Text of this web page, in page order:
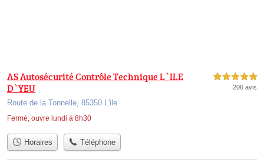
AS Autosécurité Contrôle Technique L`ILE
D`YEU
Route de la Tonnelle, 85350 L'ile
Fermé, ouvre lundi à 8h30
5,0 étoiles sur 5
206 avis
Horaires Téléphone